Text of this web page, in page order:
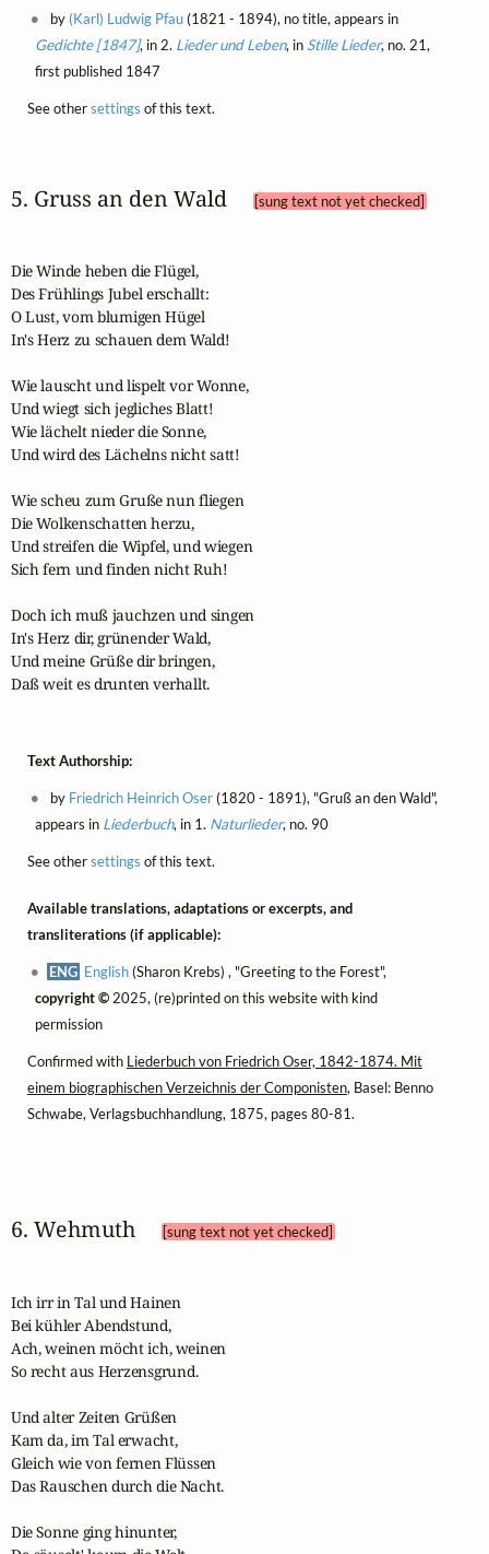
by (Karl) Ludwig Pfau(1821 - 1894), no title, appears in
Gedichte [1847], in 2. Lieder und Leben, in Stille Lieder, no. 21,
first published 1847
See othersettings of this text.
5. Gruss an den Wald [sung text not yet checked]
Die Winde heben die Flügel,
Des Frühlings Jubel erschallt:
O Lust, vom blumigen Hügel
In's Herz zu schauen dem Wald!
Wie lauscht und lispelt vor Wonne,
Und wiegt sich jegliches Blatt!
Wie lächelt nieder die Sonne,
Und wird des Lächelns nicht satt!
Wie scheu zum Gruße nun fliegen
Die Wolkenschatten herzu,
Und streifen die Wipfel, und wiegen
Sich fern und finden nicht Ruh!
Doch ich muß jauchzen und singen
In's Herz dir, grünender Wald,
Und meine Grüße dir bringen,
Daß weit es drunten verhallt.
Text Authorship:
by Friedrich Heinrich Oser(1820 - 1891), "Gruß an den Wald",
appears in Liederbuch, in 1. Naturlieder, no. 90
See othersettings of this text.
Available translations, adaptations or excerpts, and
transliterations (if applicable):
ENG English(Sharon Krebs) , "Greeting to the Forest",
copyright ©2025, (re)printed on this website with kind
permission
Confirmed with Liederbuch von Friedrich Oser, 1842-1874. Mit
einem biographischen Verzeichnis der Componisten, Basel: Benno
Schwabe, Verlagsbuchhandlung, 1875, pages 80-81.
6. Wehmuth [sung text not yet checked]
Ich irr in Tal und Hainen
Bei kühler Abendstund,
Ach, weinen möcht ich, weinen
So recht aus Herzensgrund.
Und alter Zeiten Grüßen
Kam da, im Tal erwacht,
Gleich wie von fernen Flüssen
Das Rauschen durch die Nacht.
Die Sonne ging hinunter,